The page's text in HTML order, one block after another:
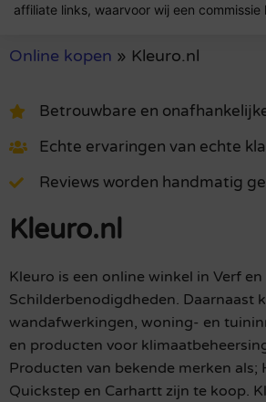
affiliate links, waarvoor wij een
Online kopen » Kleuro.nl
Betrouwbare en
Echte ervaringen van echte
Reviews worden handmatig
Kleuro.nl
Kleuro is een online winkel in Verf en
Schilderbenodigdheden. Daarnaast
wandafwerkingen, woning- en
en producten voor
Producten van bekende merken als;
Quickstep en Carhartt zijn te koop.